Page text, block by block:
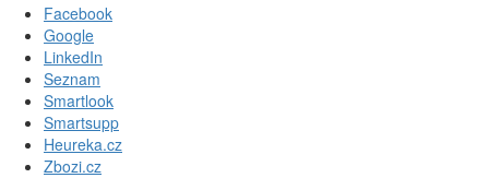
Facebook
Google
LinkedIn
Seznam
Smartlook
Smartsupp
Heureka.cz
Zbozi.cz